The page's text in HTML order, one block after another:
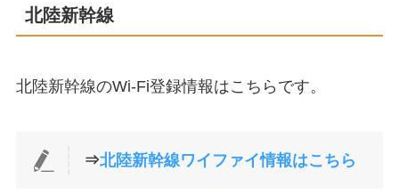
北陸新幹線
北陸新幹線のWi-Fi登録情報はこちらです。
⇒北陸新幹線ワイファイ情報はこちら